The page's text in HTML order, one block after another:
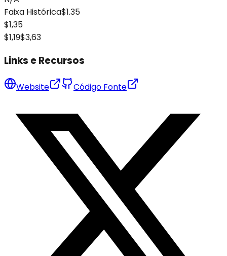
Faixa Histórica$1.35
$1,35
$1,19$3,63
Links e Recursos
Website Código Fonte